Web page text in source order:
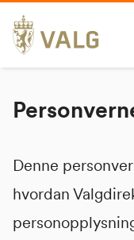
Skip
to
content
Denne
hvordan